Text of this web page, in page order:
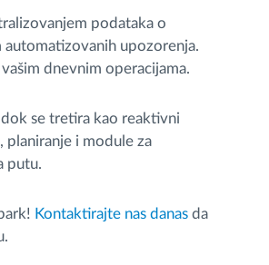
podataka o
upozorenja.
dnevnim operacijama.
se tretira kao reaktivni
i module za
putu.
Kontaktirajte nas danas da